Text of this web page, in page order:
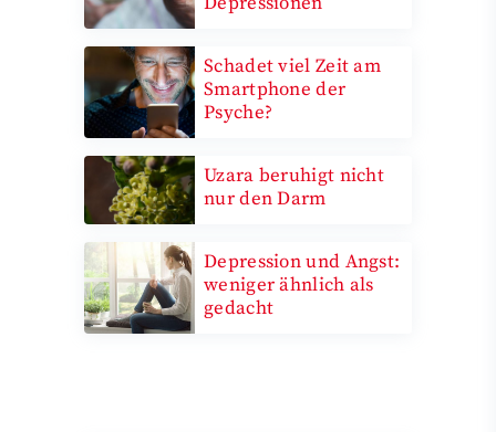
Schadet viel Zeit am
Smartphone der
Psyche?
Uzara beruhigt nicht
nur den Darm
Depression und Angst:
weniger ähnlich als
gedacht